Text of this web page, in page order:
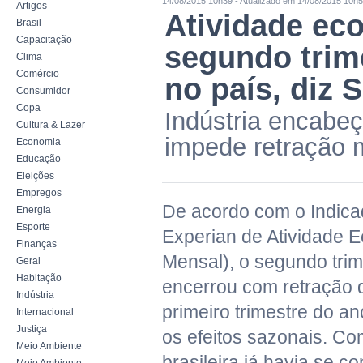
Artigos
Brasil
Capacitação
Clima
Comércio
Consumidor
Copa
Cultura & Lazer
Economia
Educação
Eleições
Empregos
Energia
Esporte
Finanças
Geral
Habitação
Indústria
Internacional
Justiça
Meio Ambiente
Atividade
segundo
no país, diz
Indústria
impede retração
De acordo com o
Experian de Atividade
Mensal), o segundo
encerrou com retração
primeiro trimestre do
os efeitos sazonais.